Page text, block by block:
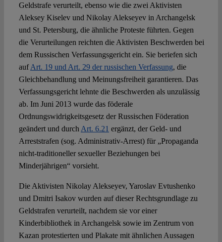
Geldstrafe verurteilt, ebenso wie die zwei Aktivisten
Aleksey Kiselev und Nikolay Alekseyev in Archangelsk
und St. Petersburg, die ähnliche Proteste führten. Gegen
die Verurteilungen reichten die Aktivisten Beschwerden bei
dem Russischen Verfassungsgericht ein. Sie beriefen sich
aufArt. 19 und Art. 29 der russischen Verfassung, die
Gleichbehandlung und Meinungsfreiheit garantieren. Das
Verfassungsgericht lehnte die Beschwerden als unzulässig
ab. Im Juni 2013 wurde das föderale
Ordnungswidrigkeitsgesetz der Russischen Föderation
geändert und durch Art. 6.21 ergänzt, der Geld- und
Arreststrafen (sog. Administrativ-Arrest) für „Propaganda
nicht-traditioneller sexueller Beziehungen bei
Minderjährigen“ vorsieht.
Die Aktivisten Nikolay Alekseyev, Yaroslav Evtushenko
und Dmitri Isakov wurden auf dieser Rechtsgrundlage zu
Geldstrafen verurteilt, nachdem sie vor einer
Kinderbibliothek in Archangelsk sowie im Zentrum von
Kazan protestierten und Plakate mit ähnlichen Aussagen